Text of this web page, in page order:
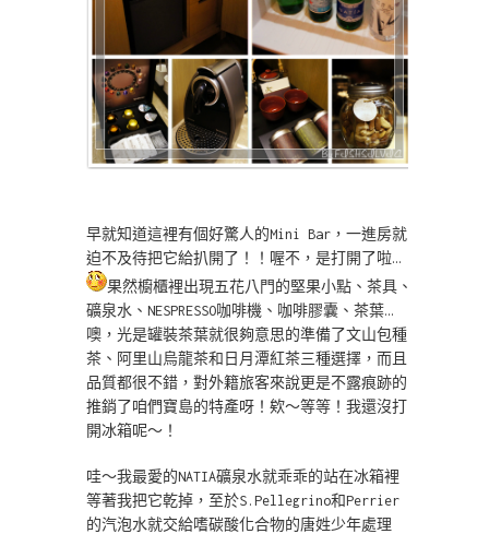
早就知道這裡有個好驚人的Mini Bar，一進房就
迫不及待把它給扒開了！！喔不，是打開了啦…
果然櫥櫃裡出現五花八門的堅果小點、茶具、
礦泉水、NESPRESSO咖啡機、咖啡膠囊、茶葉…
噢，光是罐裝茶葉就很夠意思的準備了文山包種
茶、阿里山烏龍茶和日月潭紅茶三種選擇，而且
品質都很不錯，對外籍旅客來說更是不露痕跡的
推銷了咱們寶島的特產呀！欸～等等！我還沒打
開冰箱呢～！
哇～我最愛的NATIA礦泉水就乖乖的站在冰箱裡
等著我把它乾掉，至於S.Pellegrino和Perrier
的汽泡水就交給嗜碳酸化合物的唐姓少年處理